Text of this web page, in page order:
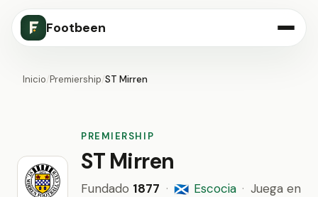
Footbeen
Inicio/Premiership/ST Mirren
PREMIERSHIP
ST Mirren
Fundado 1877 · 🏴󠁧󠁢󠁳󠁣󠁴󠁿 Escocia · Juega en